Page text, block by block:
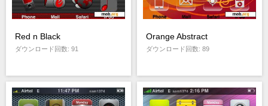
Red n Black
ダウンロード回数: 91
Orange Abstract
ダウンロード回数: 89